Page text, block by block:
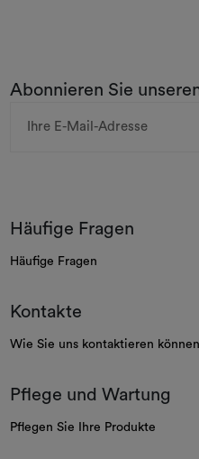
Abonnieren Sie
Mail-
Häufige Fragen
Häufige Fragen
Kontakte
Wie Sie uns kontaktieren können
Pflege und Wartung
Pflegen Sie Ihre Produkte